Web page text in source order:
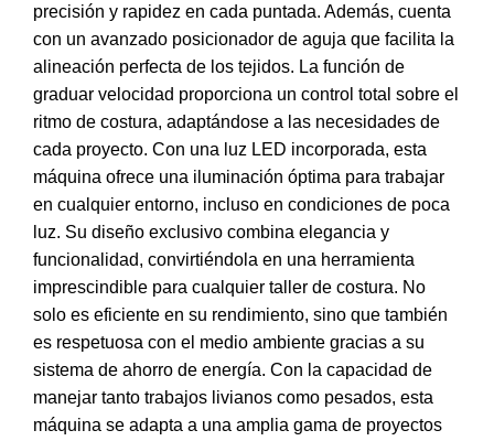
precisión y rapidez en cada puntada. Además, cuenta
con un avanzado posicionador de aguja que facilita la
alineación perfecta de los tejidos. La función de
graduar velocidad proporciona un control total sobre el
ritmo de costura, adaptándose a las necesidades de
cada proyecto. Con una luz LED incorporada, esta
máquina ofrece una iluminación óptima para trabajar
en cualquier entorno, incluso en condiciones de poca
luz. Su diseño exclusivo combina elegancia y
funcionalidad, convirtiéndola en una herramienta
imprescindible para cualquier taller de costura. No
solo es eficiente en su rendimiento, sino que también
es respetuosa con el medio ambiente gracias a su
sistema de ahorro de energía. Con la capacidad de
manejar tanto trabajos livianos como pesados, esta
máquina se adapta a una amplia gama de proyectos